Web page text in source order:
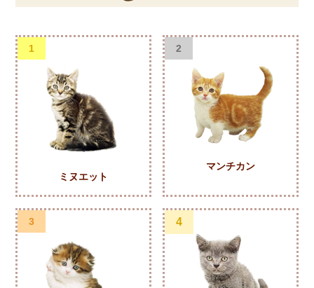
1
ミヌエット
2
マンチカン
3 4